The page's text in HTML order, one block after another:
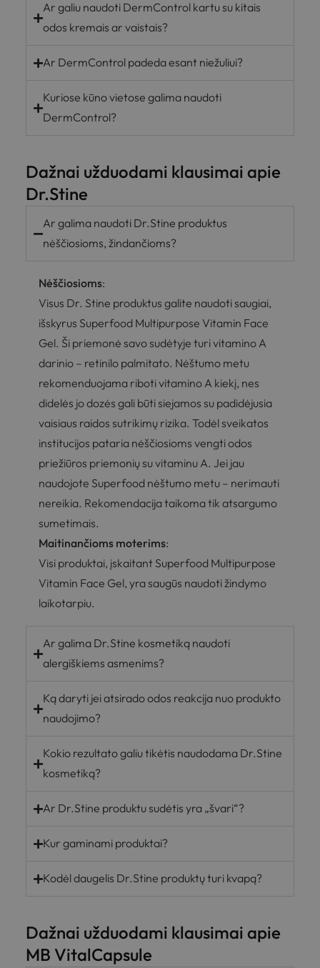
Ar galiu naudoti DermControl kartu su kitais
odos kremais ar vaistais?
Ar DermControl padeda esant niežuliui?
Kuriose kūno vietose galima naudoti
DermControl?
Dažnai užduodami klausimai apie
Dr.Stine
Ar galima naudoti Dr.Stine produktus
nėščiosioms, žindančioms?
Nėščiosioms:
Visus Dr. Stine produktus galite naudoti saugiai,
išskyrus Superfood Multipurpose Vitamin Face
Gel. Ši priemonė savo sudėtyje turi vitamino A
darinio – retinilo palmitato. Nėštumo metu
rekomenduojama riboti vitamino A kiekį, nes
didelės jo dozės gali būti siejamos su padidėjusia
vaisiaus raidos sutrikimų rizika. Todėl sveikatos
institucijos pataria nėščiosioms vengti odos
priežiūros priemonių su vitaminu A. Jei jau
naudojote Superfood nėštumo metu – nerimauti
nereikia. Rekomendacija taikoma tik atsargumo
sumetimais.
Maitinančioms moterims:
Visi produktai, įskaitant Superfood Multipurpose
Vitamin Face Gel, yra saugūs naudoti žindymo
laikotarpiu.
Ar galima Dr.Stine kosmetiką naudoti
alergiškiems asmenims?
Ką daryti jei atsirado odos reakcija nuo produkto
naudojimo?
Kokio rezultato galiu tikėtis naudodama Dr.Stine
kosmetiką?
Ar Dr.Stine produktu sudėtis yra „švari“?
Kur gaminami produktai?
Kodėl daugelis Dr.Stine produktų turi kvapą?
Dažnai užduodami klausimai apie
MB VitalCapsule